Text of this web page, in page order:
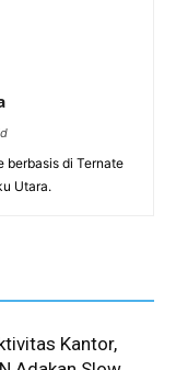
berbasis di Ternate
Utara.
Kantor,